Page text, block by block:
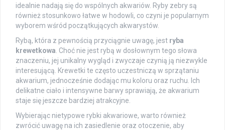
idealnie nadają się do wspólnych akwariów. Ryby zebry są
również stosunkowo łatwe w hodowli, co czyni je popularnym
wyborem wśród początkujących akwarystów.
Rybą, która z pewnością przyciągnie uwagę, jest ryba
krewetkowa . Choć nie jest rybą w dosłownym tego słowa
znaczeniu, jej unikalny wygląd i zwyczaje czynią ją niezwykle
interesującą. Krewetki te często uczestniczą w sprzątaniu
akwarium, jednocześnie dodając mu koloru oraz ruchu. Ich
delikatne ciało i intensywne barwy sprawiają, że akwarium
staje się jeszcze bardziej atrakcyjne.
Wybierając nietypowe rybki akwariowe, warto również
zwrócić uwagę na ich zasiedlenie oraz otoczenie, aby